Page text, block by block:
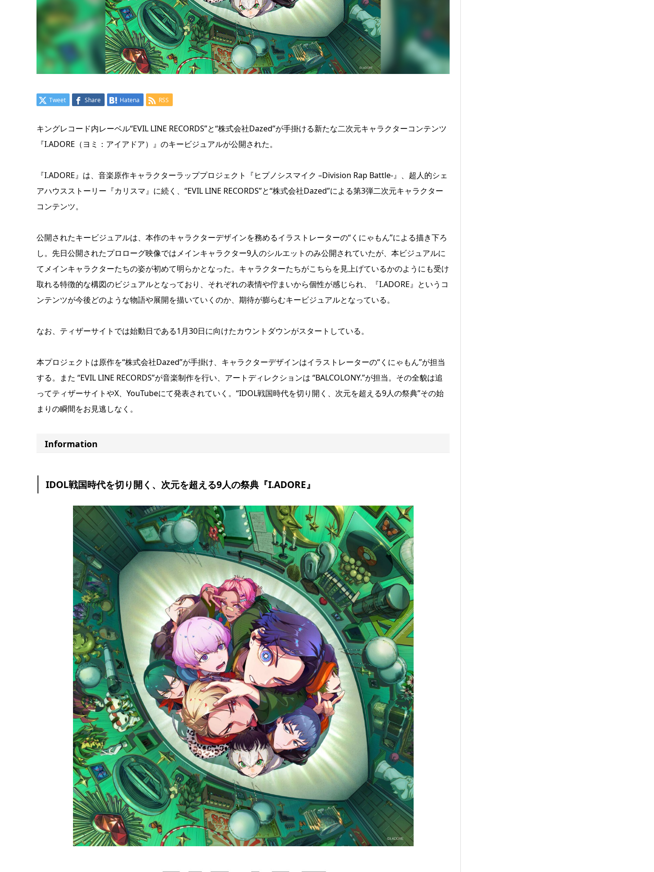
Tweet Share Hatena RSS
キングレコード内レーベル“EVIL LINE RECORDS”と“株式会社Dazed”が手掛ける新たな二次元キャラクターコンテンツ
『I.ADORE（ヨミ：アイアドア）』のキービジュアルが公開された。
『I.ADORE』は、音楽原作キャラクターラッププロジェクト『ヒプノシスマイク –Division Rap Battle-』、超人的シェ
アハウスストーリー『カリスマ』に続く、“EVIL LINE RECORDS”と“株式会社Dazed”による第3弾二次元キャラクター
コンテンツ。
公開されたキービジュアルは、本作のキャラクターデザインを務めるイラストレーターの“くにゃもん”による描き下ろ
し。先日公開されたプロローグ映像ではメインキャラクター9人のシルエットのみ公開されていたが、本ビジュアルに
てメインキャラクターたちの姿が初めて明らかとなった。キャラクターたちがこちらを見上げているかのようにも受け
取れる特徴的な構図のビジュアルとなっており、それぞれの表情や佇まいから個性が感じられ、『I.ADORE』というコ
ンテンツが今後どのような物語や展開を描いていくのか、期待が膨らむキービジュアルとなっている。
なお、ティザーサイトでは始動日である1月30日に向けたカウントダウンがスタートしている。
本プロジェクトは原作を“株式会社Dazed”が手掛け、キャラクターデザインはイラストレーターの“くにゃもん”が担当
する。また “EVIL LINE RECORDS”が音楽制作を行い、アートディレクションは “BALCOLONY.”が担当。その全貌は追
ってティザーサイトやX、YouTubeにて発表されていく。“IDOL戦国時代を切り開く、次元を超える9人の祭典”その始
まりの瞬間をお見逃しなく。
Information
IDOL戦国時代を切り開く、次元を超える9人の祭典『I.ADORE』